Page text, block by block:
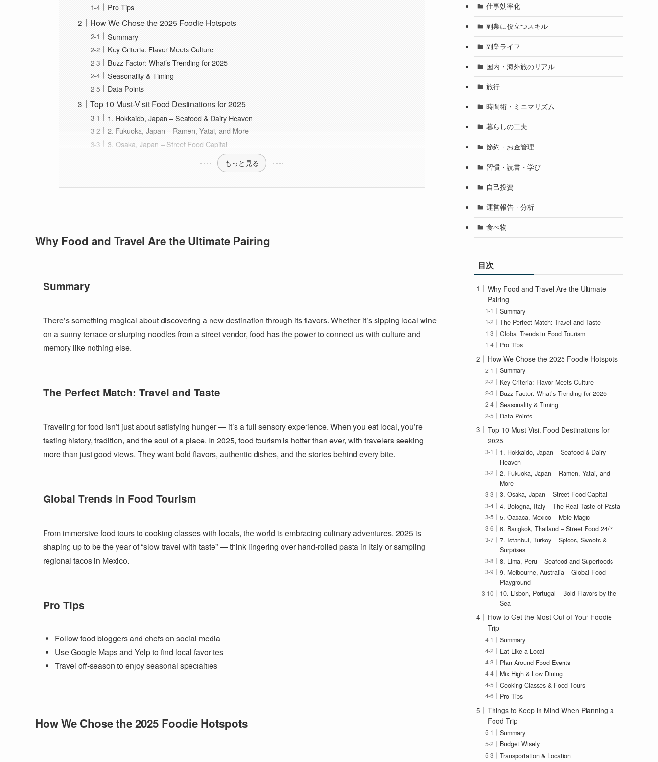
Pro Tips
How We Chose the 2025 Foodie Hotspots
Summary
Key Criteria: Flavor Meets Culture
Buzz Factor: What’s Trending for 2025
Seasonality & Timing
Data Points
Top 10 Must-Visit Food Destinations for 2025
1. Hokkaido, Japan – Seafood & Dairy Heaven
2. Fukuoka, Japan – Ramen, Yatai, and More
3. Osaka, Japan – Street Food Capital
もっと見る
Why Food and Travel Are the Ultimate Pairing
Summary
There’s something magical about discovering a new destination through its flavors. Whether it’s sipping local wine
on a sunny terrace or slurping noodles from a street vendor, food has the power to connect us with culture and
memory like nothing else.
The Perfect Match: Travel and Taste
Traveling for food isn’t just about satisfying hunger — it’s a full sensory experience. When you eat local, you’re
tasting history, tradition, and the soul of a place. In 2025, food tourism is hotter than ever, with travelers seeking
more than just good views. They want bold flavors, authentic dishes, and the stories behind every bite.
Global Trends in Food Tourism
From immersive food tours to cooking classes with locals, the world is embracing culinary adventures. 2025 is
shaping up to be the year of “slow travel with taste” — think lingering over hand-rolled pasta in Italy or sampling
regional tacos in Mexico.
Pro Tips
Follow food bloggers and chefs on social media
Use Google Maps and Yelp to find local favorites
Travel off-season to enjoy seasonal specialties
How We Chose the 2025 Foodie Hotspots
仕事効率化
副業に役立つスキル
副業ライフ
国内・海外旅のリアル
旅行
時間術・ミニマリズム
暮らしの工夫
節約・お金管理
習慣・読書・学び
自己投資
運営報告・分析
食べ物
目次
Why Food and Travel Are the Ultimate
Pairing
Summary
The Perfect Match: Travel and Taste
Global Trends in Food Tourism
Pro Tips
How We Chose the 2025 Foodie Hotspots
Summary
Key Criteria: Flavor Meets Culture
Buzz Factor: What’s Trending for 2025
Seasonality & Timing
Data Points
Top 10 Must-Visit Food Destinations for
2025
1. Hokkaido, Japan – Seafood & Dairy
Heaven
2. Fukuoka, Japan – Ramen, Yatai, and
More
3. Osaka, Japan – Street Food Capital
4. Bologna, Italy – The Real Taste of Pasta
5. Oaxaca, Mexico – Mole Magic
6. Bangkok, Thailand – Street Food 24/7
7. Istanbul, Turkey – Spices, Sweets &
Surprises
8. Lima, Peru – Seafood and Superfoods
9. Melbourne, Australia – Global Food
Playground
10. Lisbon, Portugal – Bold Flavors by the
Sea
How to Get the Most Out of Your Foodie
Trip
Summary
Eat Like a Local
Plan Around Food Events
Mix High & Low Dining
Cooking Classes & Food Tours
Pro Tips
Things to Keep in Mind When Planning a
Food Trip
Summary
Budget Wisely
Transportation & Location